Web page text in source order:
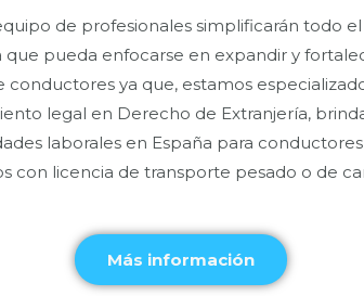
de profesionales simplificarán todo
que pueda enfocarse en expandir y
conductores ya que, estamos
legal en Derecho de Extranjería,
laborales en España para conductores
con licencia de transporte pesado o de
Más información